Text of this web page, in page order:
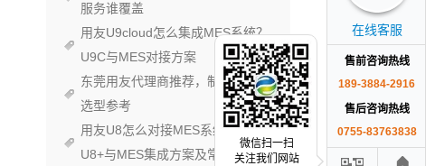
服务谁覆盖
用友U9cloud怎么集成MES系统？
U9C与MES对接方案
东莞用友代理商推荐，制造企业
选型参考
用友U8怎么对接MES系统？
U8+与MES集成方案及常见踩坑
在线客服
售前咨询热线
189-3884-2916
售后咨询热线
0755-83763838
微信扫一扫
关注我们网站